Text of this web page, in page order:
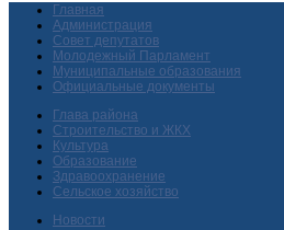
Главная
Администрация
Совет депутатов
Молодежный Парламент
Муниципальные образования
Официальные документы
Глава района
Строительство и ЖКХ
Культура
Образование
Здравоохранение
Сельское хозяйство
Новости